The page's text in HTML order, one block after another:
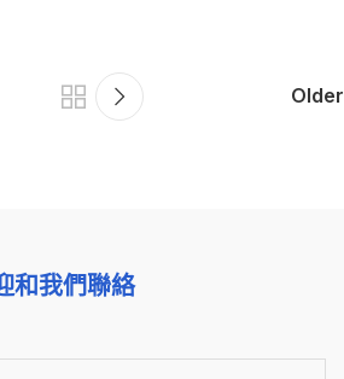
Older
和我們聯絡